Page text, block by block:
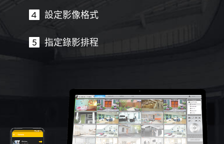
設定影像格式
指定錄影排程